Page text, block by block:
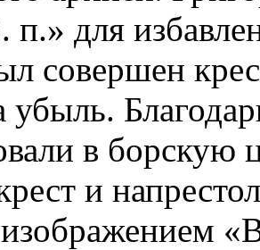
п.» для
совершен
убыль.
в борскую
и
изображением